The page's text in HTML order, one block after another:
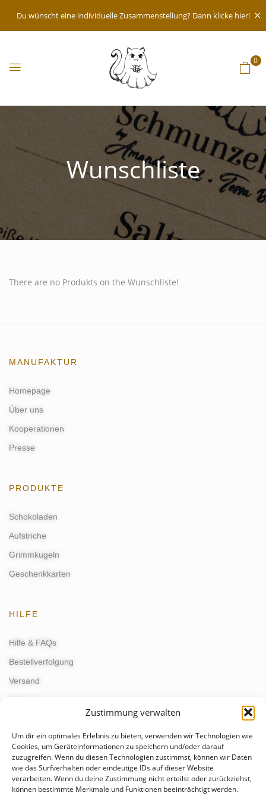
Zustimmung verwalten
Um dir ein optimales Erlebnis zu bieten, verwenden wir Technologien wie
Cookies, um Geräteinformationen zu speichern und/oder darauf
zuzugreifen. Wenn du diesen Technologien zustimmst, können wir Daten
wie das Surfverhalten oder eindeutige IDs auf dieser Website
verarbeiten. Wenn du deine Zustimmung nicht erteilst oder zurückziehst,
können bestimmte Merkmale und Funktionen beeinträchtigt werden.
Du wünscht eine individuelle Zusammenstellung? Dann klicke hier!
0
Wunschliste
There are no Produkts on the Wunschliste!
MANUFAKTUR
Homepage
Über uns
Kooperationen
Presse
PRODUKTE
Schokoladen
Aufstriche
Grimmkugeln
Geschenkkarten
HILFE
Hilfe & FAQs
Bestellverfolgung
Versand
KONTAKT
kontakt@schmunzelgeist.de
events@schmunzelgeist.de